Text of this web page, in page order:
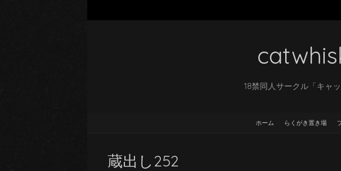
18禁同人サークル「キャ
ホーム らくがき置き場
蔵出し252